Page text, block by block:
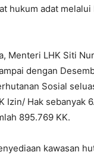
hukum adat
Menteri LHK Siti
dengan
Sosial
Izin/ Hak sebanyak
895.769 KK.
kawasan